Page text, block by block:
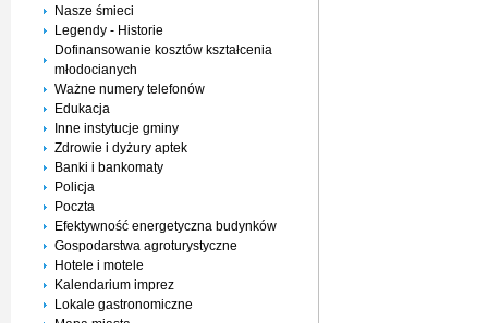
Nasze śmieci
Legendy - Historie
Dofinansowanie kosztów kształcenia
młodocianych
Ważne numery telefonów
Edukacja
Inne instytucje gminy
Zdrowie i dyżury aptek
Banki i bankomaty
Policja
Poczta
Efektywność energetyczna budynków
Gospodarstwa agroturystyczne
Hotele i motele
Kalendarium imprez
Lokale gastronomiczne